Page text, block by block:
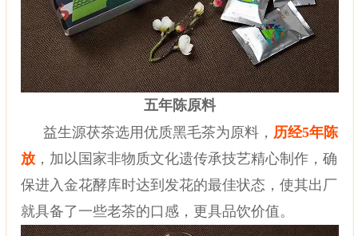
五年陈原料
益生源茯茶选用优质黑毛茶为原料， 历经5年陈
放 ，加以国家非物质文化遗传承技艺精心制作，确
保进入金花酵库时达到发花的最佳状态，使其出厂
就具备了一些老茶的口感，更具品饮价值。